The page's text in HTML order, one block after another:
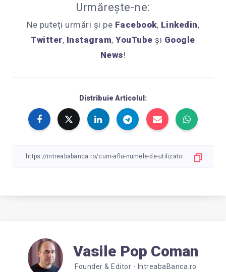
Urmărește-ne:
Ne puteți urmări și pe Facebook, Linkedin,
Twitter, Instagram,YouTube și Google
News!
Distribuie Articolul:
Vasile Pop Coman
Founder & Editor - IntreabaBanca.ro